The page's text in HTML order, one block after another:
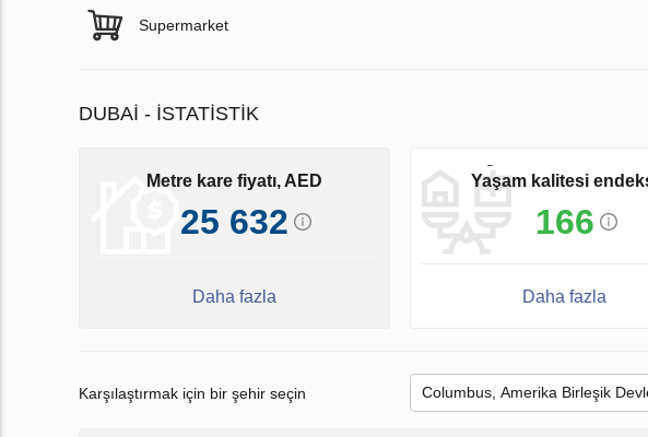
Supermarket
DUBAI - İSTATISTIK
Metre kare fiyatı, AED
25 632
Daha fazla
Yaşam kalitesi
166
Daha fazla
Karşılaştırmak için bir şehir seçin